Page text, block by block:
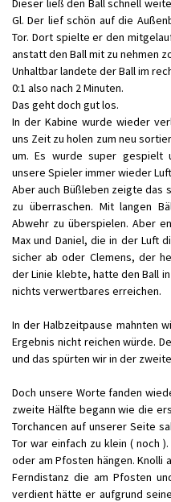
Dieser ließ den Ball schnell
Gl. Der lief schön auf die
Tor. Dort spielte er den
anstatt den Ball mit zu nehmen
Unhaltbar landete der Ball im
0:1 also nach 2 Minuten.
Das geht doch gut los.
In der Kabine wurde wieder
uns Zeit zu holen zum neu
um. Es wurde super gespielt
unsere Spieler immer wieder
Aber auch Büßleben zeigte das
zu überraschen. Mit langen
Abwehr zu überspielen. Aber
Max und Daniel, die in der Luft
sicher ab oder Clemens, der
der Linie klebte, hatte den Ball
nichts verwertbares erreichen.
In der Halbzeitpause mahnten
Ergebnis nicht reichen würde.
und das spürten wir in der
Doch unsere Worte fanden
zweite Hälfte begann wie die
Torchancen auf unserer Seite
Tor war einfach zu klein ( noch
oder am Pfosten hängen. Knolli
Ferndistanz die am Pfosten
verdient hätte er aufgrund